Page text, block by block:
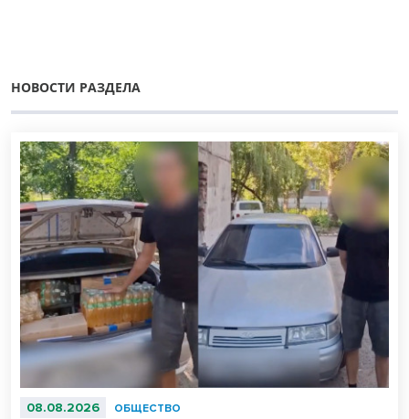
НОВОСТИ РАЗДЕЛА
08.08.2026 ОБЩЕСТВО